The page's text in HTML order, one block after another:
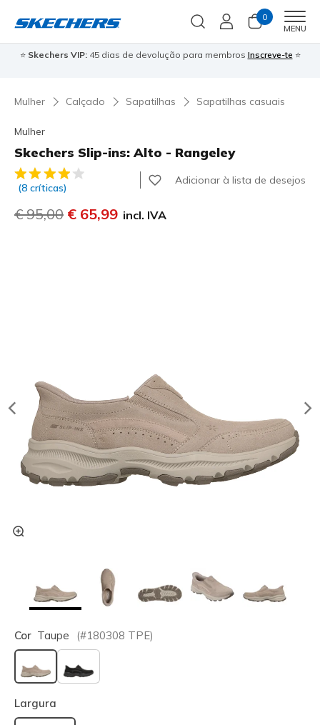
0
MENU
⭐ Skechers VIP:45 dias de devolução para membros Inscreve-te ⭐
Mulher Calçado Sapatilhas Sapatilhas casuais
Mulher
Skechers Slip-ins: Alto - Rangeley
5 de 5 – Classificação do cliente
(8 críticas)
Adicionar à lista de desejos
Preço com desconto de
€ 95,00 para
€ 65,99 incl. IVA
Cor Taupe (#180308 TPE)
selecionado
Largura